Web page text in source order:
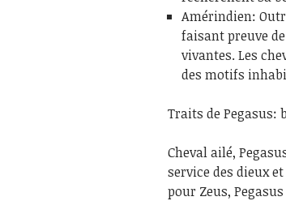
Amérindien:
faisant preuve
vivantes. Les
des motifs
Traits de Pegasus:
Cheval ailé,
service des dieux
pour Zeus,